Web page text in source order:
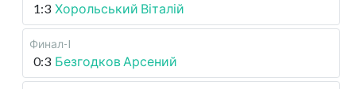
1:3 Хорольський Віталій
Финал-I
0:3 Безгодков Арсений